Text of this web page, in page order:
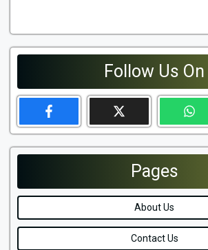
Follow Us On
Pages
About Us
Contact Us